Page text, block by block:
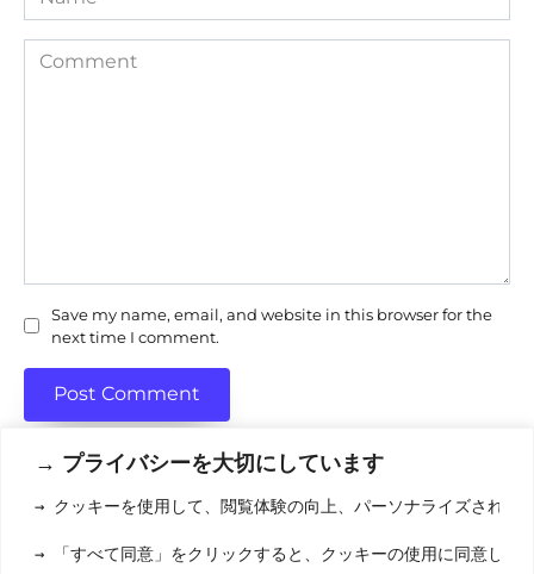
→ プライバシーを大切にしています
→ クッキーを使用して、閲覧体験の向上、パーソナライズされた
→ 「すべて同意」をクリックすると、クッキーの使用に同意した
Comment
Save my name, email, and website in this browser for the
next time I comment.
利用規約(りようきやく